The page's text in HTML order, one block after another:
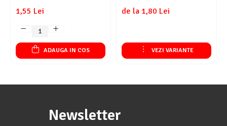
1,55 Lei
ADAUGA IN COS
de la 1,80 Lei
VEZI VARIANTE
Newsletter